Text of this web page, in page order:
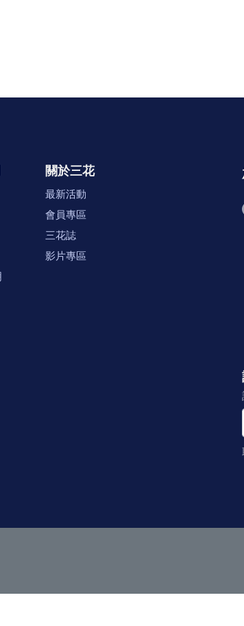
關於三花
最新活動
會員專區
三花誌
影片專區